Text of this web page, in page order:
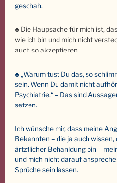
geschah.
♣ Die Haupsache für mich ist,
wie ich bin und mich nicht
auch so akzeptieren.
♣ „Warum tust Du das, so
sein. Wenn Du damit nicht
Psychiatrie.“ – Das sind
setzen.
Ich wünsche mir, dass meine
Bekannten – die ja auch
ärtztlicher Behanldung bin –
und mich nicht darauf
Sprüche sein lassen.